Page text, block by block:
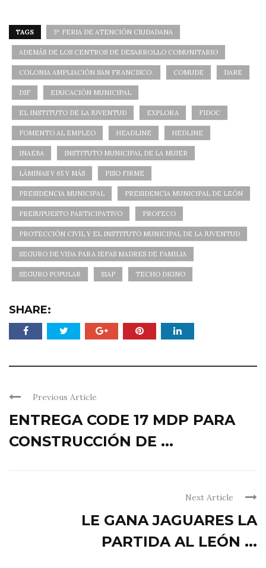
TAGS 3ª FERIA DE ATENCIÓN CIUDADANA
ADEMÁS DE LOS CENTROS DE DESARROLLO COMUNITARIO
COLONIA AMPLIACIÓN SAN FRANCISCO. COMUDE DARE
DIF EDUCACIÓN MUNICIPAL
EL INSTITUTO DE LA JUVENTUD EXPLORA FIDOC
FOMENTO AL EMPLEO HEADLINE HEDLINE
INAEBA INSTITUTO MUNICIPAL DE LA MUJER
LÁMINAS Y 65 Y MÁS PISO FIRME
PRESIDENCIA MUNICIPAL PRESIDENCIA MUNICIPAL DE LEÓN
PRESUPUESTO PARTICIPATIVO PROFECO
PROTECCIÓN CIVIL Y EL INSTITUTO MUNICIPAL DE LA JUVENTUD
SEGURO DE VIDA PARA JEFAS MADRES DE FAMILIA
SEGURO POPULAR SIAP TECHO DIGNO
SHARE:
Previous Article
ENTREGA CODE 17 MDP PARA
CONSTRUCCIÓN DE ...
Next Article
LE GANA JAGUARES LA
PARTIDA AL LEÓN ...